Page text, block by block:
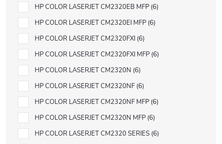
HP COLOR LASERJET CM2320EB MFP 6
HP COLOR LASERJET CM2320EI MFP 6
HP COLOR LASERJET CM2320FXI 6
HP COLOR LASERJET CM2320FXI MFP 6
HP COLOR LASERJET CM2320N 6
HP COLOR LASERJET CM2320NF 6
HP COLOR LASERJET CM2320NF MFP 6
HP COLOR LASERJET CM2320N MFP 6
HP COLOR LASERJET CM2320 SERIES 6